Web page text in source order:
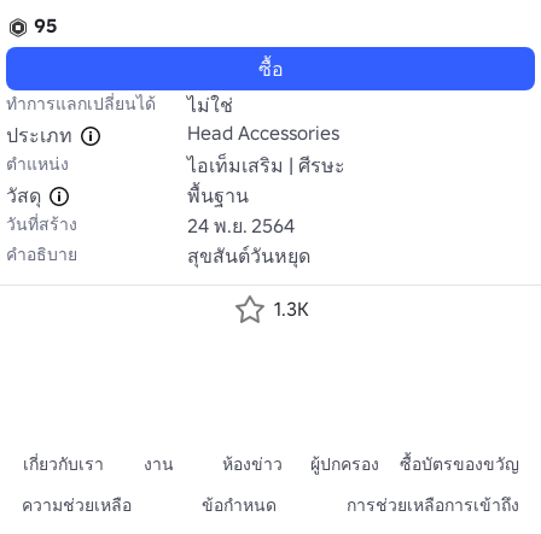
95
ซื้อ
ทำการแลกเปลี่ยนได้
ไม่ใช่
ประเภท
Head Accessories
ตำแหน่ง
ไอเท็มเสริม | ศีรษะ
วัสดุ
พื้นฐาน
วันที่สร้าง 24 พ.ย. 2564
คำอธิบาย สุขสันต์วันหยุด
1.3K
เกี่ยวกับเรา งาน ห้องข่าว ผู้ปกครอง
ซื้อบัตรของขวัญ
ความช่วยเหลือ
ข้อกำหนด การช่วยเหลือการเข้าถึง